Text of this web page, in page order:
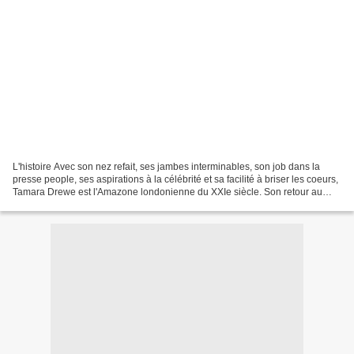
L'histoire Avec son nez refait, ses jambes interminables, son job dans la
presse people, ses aspirations à la célébrité et sa facilité à briser les coeurs,
Tamara Drewe est l'Amazone londonienne du XXIe siècle. Son retour au